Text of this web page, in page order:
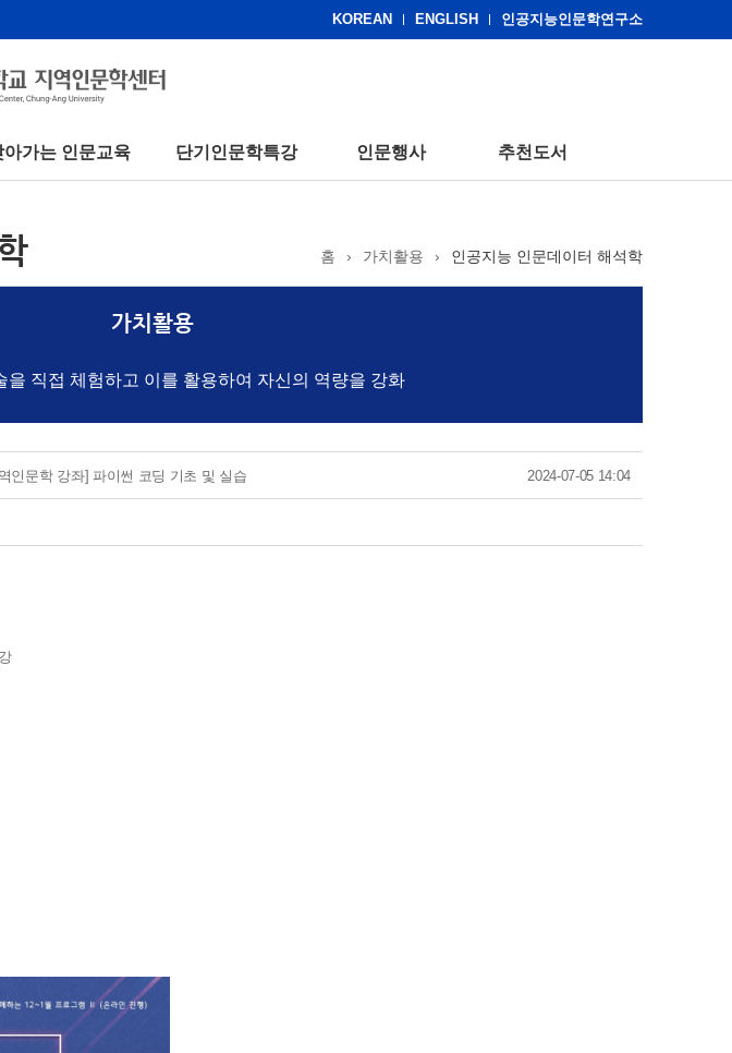
KOREAN ENGLISH 인공지능인문학연구소
아가는 인문교육 단기인문학특강 인문행사 추천도서
홈 › 가치활용 › 인공지능 인문데이터 해석학
가치활용
을 직접 체험하고 이를 활용하여 자신의 역량을 강화
인문학 강좌] 파이썬 코딩 기초 및 실습 2024-07-05 14:04